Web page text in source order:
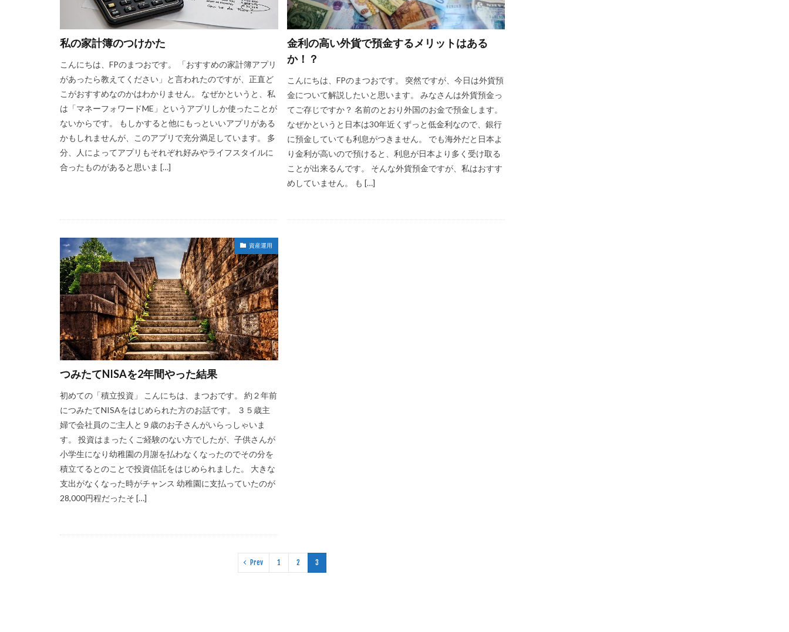
私の家計簿のつけかた
こんにちは、FPのまつおです。 「おすすめの家計簿アプリ
があったら教えてください」と言われたのですが、正直ど
こがおすすめなのかはわかりません。 なぜかというと、私
は「マネーフォワードME」というアプリしか使ったことが
ないからです。 もしかすると他にもっといいアプリがある
かもしれませんが、このアプリで充分満足しています。 多
分、人によってアプリもそれぞれ好みやライフスタイルに
合ったものがあると思いま […]
金利の高い外貨で預金するメリットはある
か！？
こんにちは、FPのまつおです。 突然ですが、今日は外貨預
金について解説したいと思います。 みなさんは外貨預金っ
てご存じですか？ 名前のとおり外国のお金で預金します。
なぜかというと日本は30年近くずっと低金利なので、銀行
に預金していても利息がつきません。 でも海外だと日本よ
り金利が高いので預けると、利息が日本より多く受け取る
ことが出来るんです。 そんな外貨預金ですが、私はおすす
めしていません。 も […]
資産運用
つみたてNISAを2年間やった結果
初めての「積立投資」 こんにちは、まつおです。 約２年前
につみたてNISAをはじめられた方のお話です。 ３５歳主
婦で会社員のご主人と９歳のお子さんがいらっしゃいま
す。 投資はまったくご経験のない方でしたが、子供さんが
小学生になり幼稚園の月謝を払わなくなったのでその分を
積立てるとのことで投資信託をはじめられました。 大きな
支出がなくなった時がチャンス 幼稚園に支払っていたのが
28,000円程だったそ […]
Prev 1 2 3